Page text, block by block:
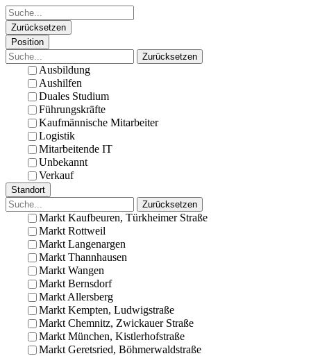
Zurücksetzen
Position
Zurücksetzen
Ausbildung
Aushilfen
Duales Studium
Führungskräfte
Kaufmännische Mitarbeiter
Logistik
Mitarbeitende IT
Unbekannt
Verkauf
Standort
Zurücksetzen
Markt Kaufbeuren, Türkheimer Straße
Markt Rottweil
Markt Langenargen
Markt Thannhausen
Markt Wangen
Markt Bernsdorf
Markt Allersberg
Markt Kempten, Ludwigstraße
Markt Chemnitz, Zwickauer Straße
Markt München, Kistlerhofstraße
Markt Geretsried, Böhmerwaldstraße